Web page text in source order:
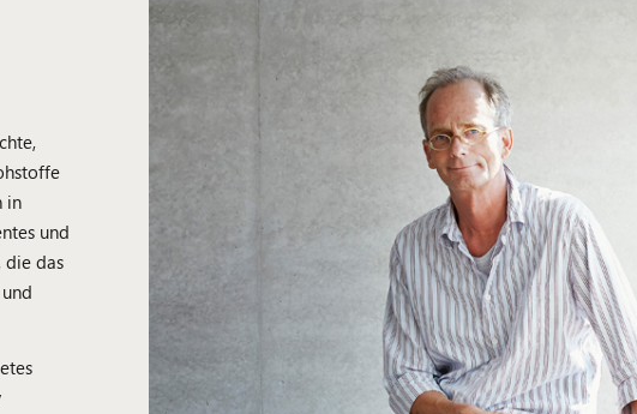
in
und
die das